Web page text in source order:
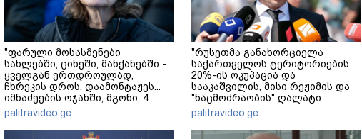
"ფარული მოსასმენები
სახლებში, ციხეში, მანქანებში -
ყველგან ერთდროულად,
ჩხრეკის დროს, დაამონტაჟეს...
იმნაძეების ოჯახში, მგონი, 4
მოსასმენი იყო..." - ეკა კუპატაძე
palitravideo.ge
"რუსეთმა განახორციელა
საქართველოს ტერიტორიების
20%-ის ოკუპაცია და
სააკაშვილის, მისი რეჟიმის და
"ნაცმოძრაობის" ღალატი
ვერანაირად ვერ გადაფარავს
ამ დანაშაულს" - ირაკლი
კობახიძე
palitravideo.ge